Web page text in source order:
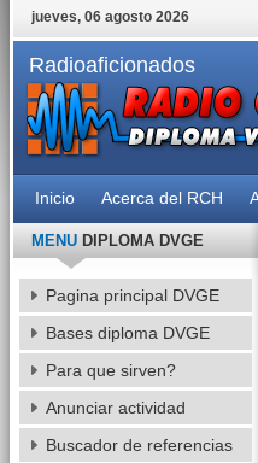
jueves, 06 agosto 2026
Radioaficionados
Inicio Acerca del RCH
MENUDIPLOMA DVGE
Pagina principal DVGE
Bases diploma DVGE
Para que sirven?
Anunciar actividad
Buscador de referencias